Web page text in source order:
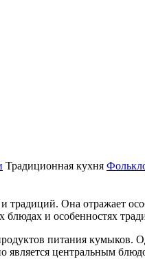
Традиционная кухня
традиций. Она отражает
и особенностях
питания кумыков.
является центральным